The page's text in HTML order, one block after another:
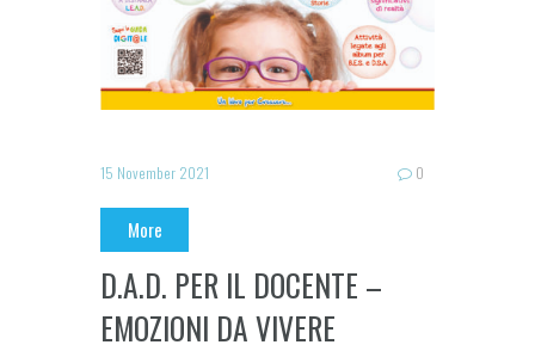
15 November 2021 0
More
D.A.D. PER IL DOCENTE –
EMOZIONI DA VIVERE